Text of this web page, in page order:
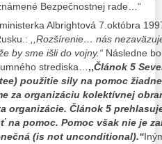
Bezpečnostnej rade…“
Albrightová 7.októbra
,,Rozšírenie… nás
by sme išli do vojny.“ Následne
strediska…,,Článok 5
použitie sily na pomoc
za organizáciu kolektívnej
organizácie. Článok 5
pomoc. Pomoc však nie je
(is not unconditional).“